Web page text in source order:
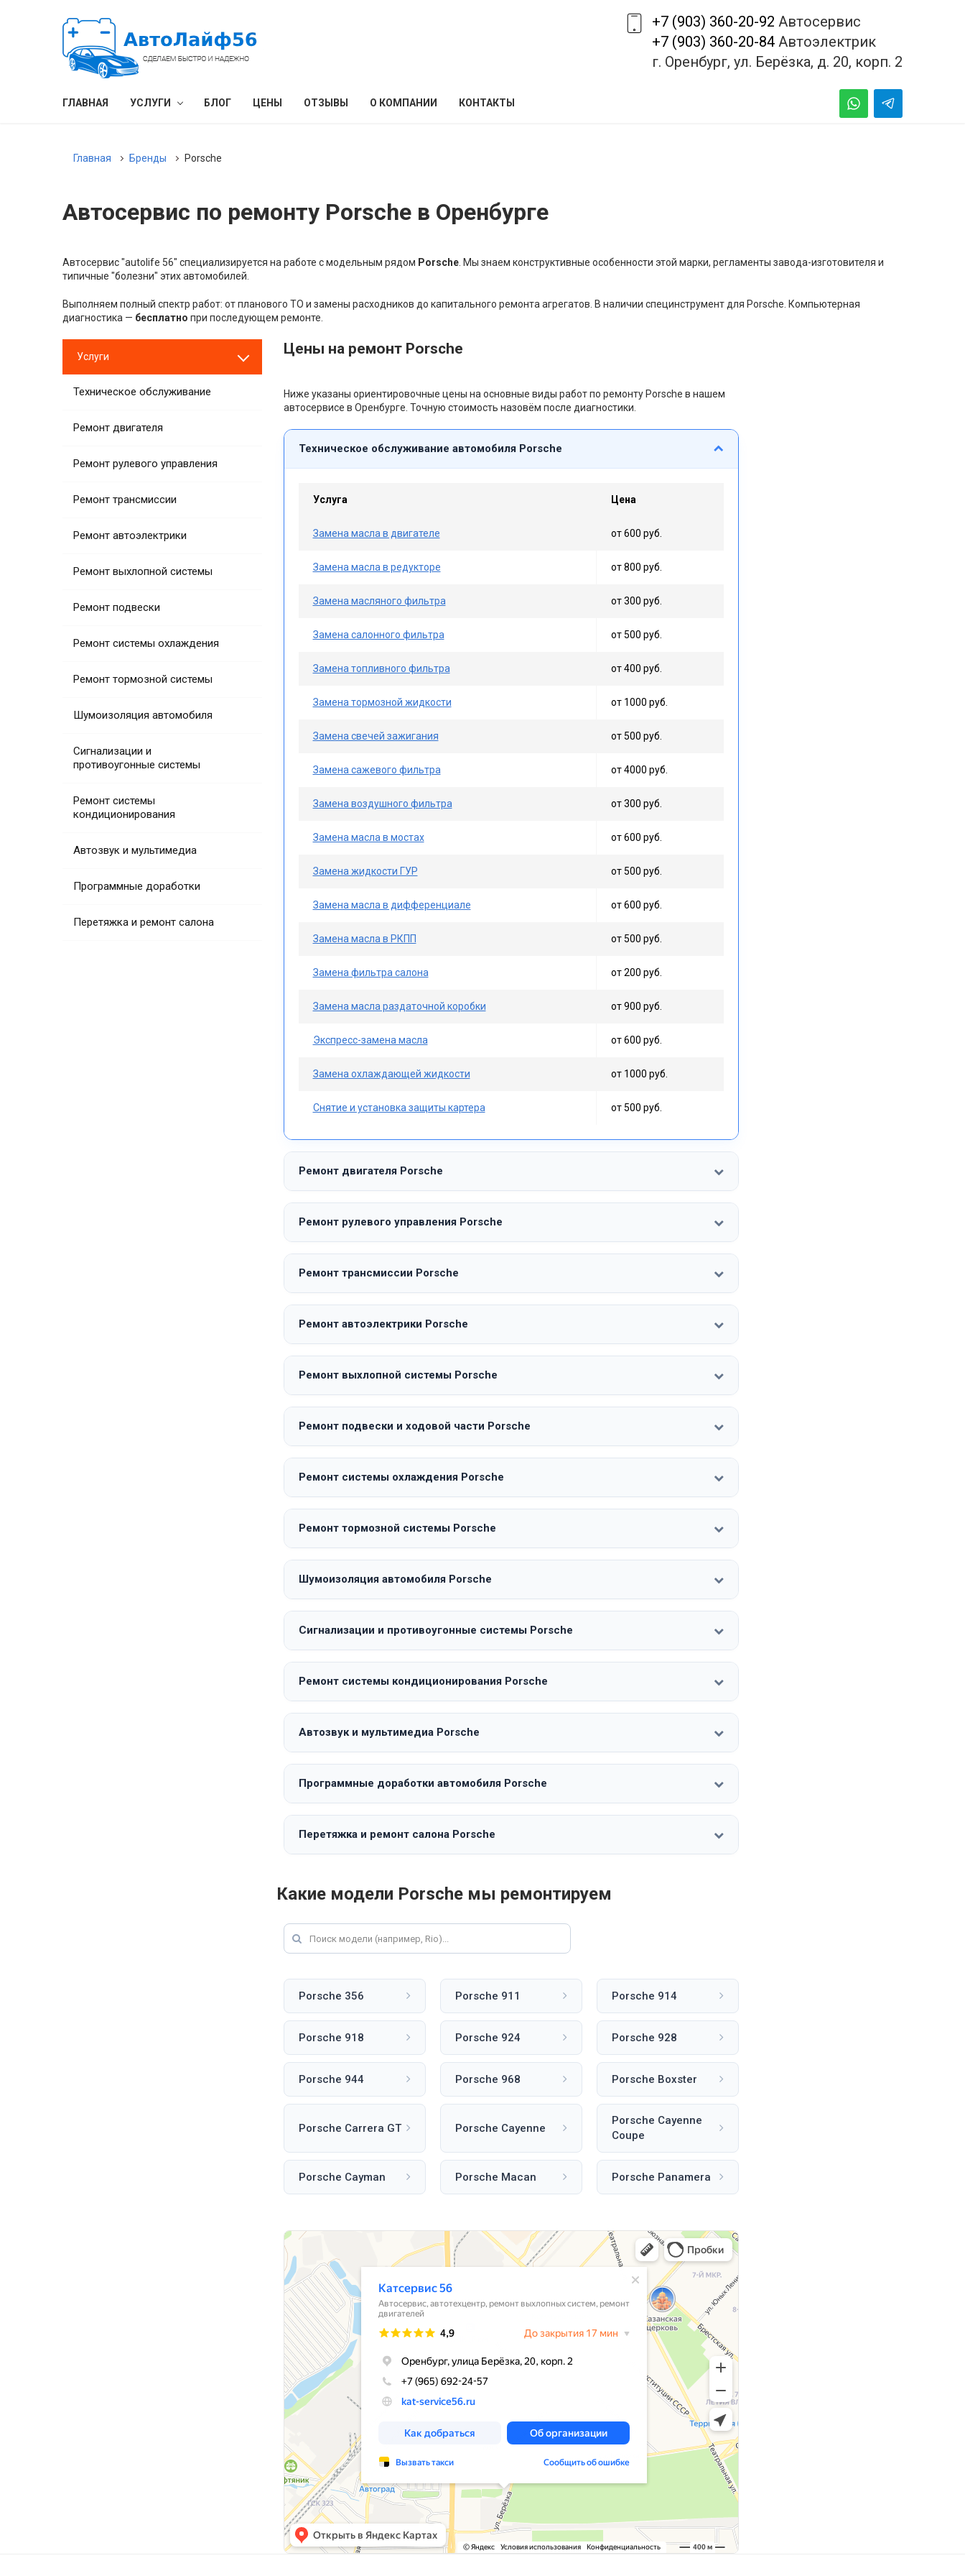
+7 (903) 360-20-92 Автосервис
+7 (903) 360-20-84 Автоэлектрик
г. Оренбург, ул. Берёзка, д. 20, корп. 2
ГЛАВНАЯ УСЛУГИ БЛОГ ЦЕНЫ ОТЗЫВЫ О КОМПАНИИ КОНТАКТЫ
Главная Бренды Porsche
Автосервис по ремонту Porsche в Оренбурге
Автосервис "autolife 56" специализируется на работе с модельным рядом Porsche . Мы знаем конструктивные особенности этой марки, регламенты завода-изготовителя и
типичные "болезни" этих автомобилей.
Выполняем полный спектр работ: от планового ТО и замены расходников до капитального ремонта агрегатов. В наличии специнструмент для Porsche. Компьютерная
диагностика — бесплатно при последующем ремонте.
Услуги
Техническое обслуживание
Ремонт двигателя
Ремонт рулевого управления
Ремонт трансмиссии
Ремонт автоэлектрики
Ремонт выхлопной системы
Ремонт подвески
Ремонт системы охлаждения
Ремонт тормозной системы
Шумоизоляция автомобиля
Сигнализации и
противоугонные системы
Ремонт системы
кондиционирования
Автозвук и мультимедиа
Программные доработки
Перетяжка и ремонт салона
Цены на ремонт Porsche
Ниже указаны ориентировочные цены на основные виды работ по ремонту Porsche в нашем
автосервисе в Оренбурге. Точную стоимость назовём после диагностики.
Техническое обслуживание автомобиля Porsche
Услуга Цена
Замена масла в двигателе от 600 руб.
Замена масла в редукторе от 800 руб.
Замена масляного фильтра от 300 руб.
Замена салонного фильтра от 500 руб.
Замена топливного фильтра от 400 руб.
Замена тормозной жидкости от 1000 руб.
Замена свечей зажигания от 500 руб.
Замена сажевого фильтра от 4000 руб.
Замена воздушного фильтра от 300 руб.
Замена масла в мостах от 600 руб.
Замена жидкости ГУР от 500 руб.
Замена масла в дифференциале от 600 руб.
Замена масла в РКПП от 500 руб.
Замена фильтра салона от 200 руб.
Замена масла раздаточной коробки от 900 руб.
Экспресс-замена масла от 600 руб.
Замена охлаждающей жидкости от 1000 руб.
Снятие и установка защиты картера от 500 руб.
Ремонт двигателя Porsche
Ремонт рулевого управления Porsche
Ремонт трансмиссии Porsche
Ремонт автоэлектрики Porsche
Ремонт выхлопной системы Porsche
Ремонт подвески и ходовой части Porsche
Ремонт системы охлаждения Porsche
Ремонт тормозной системы Porsche
Шумоизоляция автомобиля Porsche
Сигнализации и противоугонные системы Porsche
Ремонт системы кондиционирования Porsche
Автозвук и мультимедиа Porsche
Программные доработки автомобиля Porsche
Перетяжка и ремонт салона Porsche
Какие модели Porsche мы ремонтируем
Porsche 356 Porsche 911 Porsche 914
Porsche 918 Porsche 924 Porsche 928
Porsche 944 Porsche 968 Porsche Boxster
Porsche Carrera GT Porsche Cayenne
Porsche Cayenne
Coupe
Porsche Cayman Porsche Macan Porsche Panamera